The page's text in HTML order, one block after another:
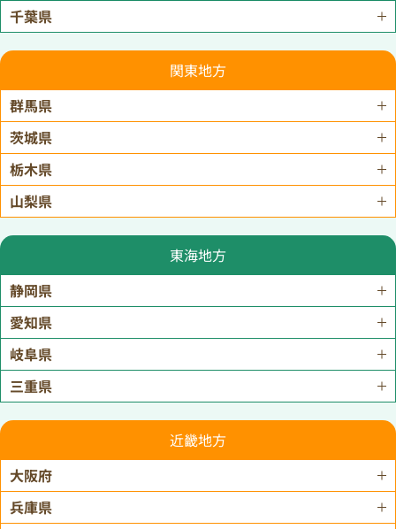
千葉県
関東地方
群馬県
茨城県
栃木県
山梨県
東海地方
静岡県
愛知県
岐阜県
三重県
近畿地方
大阪府
兵庫県